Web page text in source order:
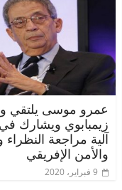
عمرو موسى يلتقي
زيمبابوي ويشارك
آلية مراجعة النظراء
والأمن الإفريقي
9 فبراير، 2020